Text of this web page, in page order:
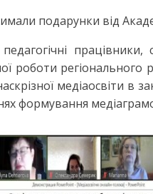
подарунки від
роботи
медіаосвіти в
формування